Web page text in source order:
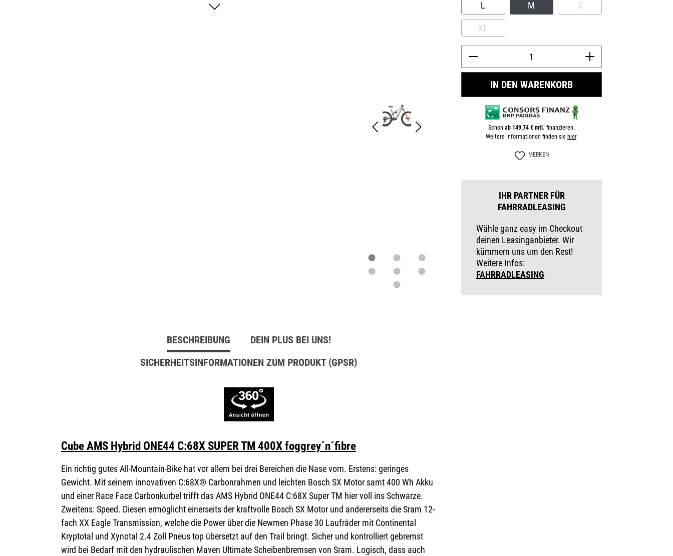
Rennrad L M S
(DIESE OPTION IST ZURZEIT
XL
(DIESE OPTION IST ZURZEIT NICHT VERFÜGBAR.)
IN DEN WARENKORB
Schon ab 149,74 € mtl. finanzieren.
Weitere Informationen finden sie hier.
MERKEN
IHR PARTNER FÜR
FAHRRADLEASING
Wähle ganz easy im Checkout
deinen Leasinganbieter. Wir
kümmern uns um den Rest!
Weitere Infos:
FAHRRADLEASING
BESCHREIBUNG
DEIN PLUS BEI UNS!
SICHERHEITSINFORMATIONEN ZUM PRODUKT (GPSR)
Cube AMS Hybrid ONE44 C:68X SUPER TM 400X foggrey´n´fibre
Ein richtig gutes All-Mountain-Bike hat vor allem bei drei Bereichen die Nase vorn. Erstens: geringes
Gewicht. Mit seinem innovativen C:68X® Carbonrahmen und leichten Bosch SX Motor samt 400 Wh Akku
und einer Race Face Carbonkurbel trifft das AMS Hybrid ONE44 C:68X Super TM hier voll ins Schwarze.
Zweitens: Speed. Diesen ermöglicht einerseits der kraftvolle Bosch SX Motor und andererseits die Sram 12-
fach XX Eagle Transmission, welche die Power über die Newmen Phase 30 Laufräder mit Continental
Kryptotal und Xynotal 2.4 Zoll Pneus top übersetzt auf den Trail bringt. Sicher und kontrolliert gebremst
wird bei Bedarf mit den hydraulischen Maven Ultimate Scheibenbremsen von Sram. Logisch, dass auch